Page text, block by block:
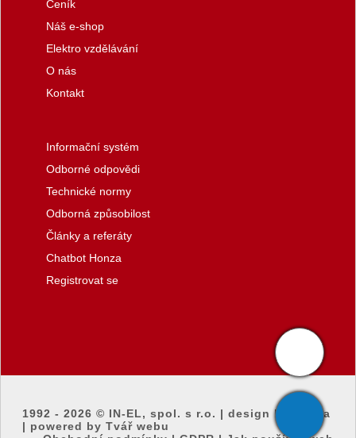
Ceník
Náš e-shop
Elektro vzdělávání
O nás
Kontakt
Informační systém
Odborné odpovědi
Technické normy
Odborná způsobilost
Články a referáty
Chatbot Honza
Registrovat se
1992 - 2026 © IN-EL, spol. s r.o. | design by honza
| powered by Tvář webu